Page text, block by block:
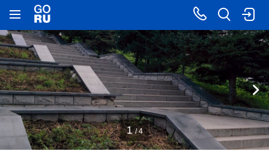
1 / 4